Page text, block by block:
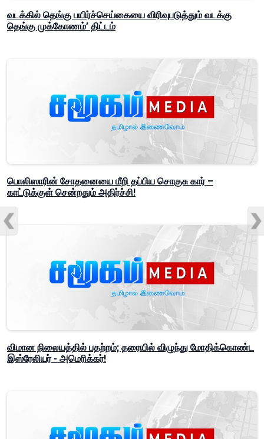
வடக்கில் தெங்கு பயிர்ச்செய்கையை விரிவுபடுத்தும் வடக்கு
தெங்கு முக்கோணம்’ திட்டம்
பொலிஸாரின் சோதனையை மீறி தப்பிய சொகுசு கார் –
காட்டுக்குள் சென்றதும் அதிர்ச்சி!
விமான நிலையத்தில் பதற்றம்; தரையில் விழுந்து மோதிக்கொண்ட
இஸ்ரேலியர் - அமெரிக்கர்!